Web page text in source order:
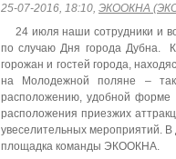
25-07-2016, 18:10, ЭКООКНА
24 июля наши сотрудники и
по случаю Дня города Дубна.
горожан и гостей города,
на Молодежной поляне – так
расположению, удобной форме
расположения приезжих
увеселительных мероприятий.
площадка команды ЭКООКНА.